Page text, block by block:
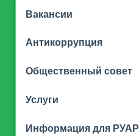
Вакансии
Антикоррупция
Общественный совет
Услуги
Информация для РУАР